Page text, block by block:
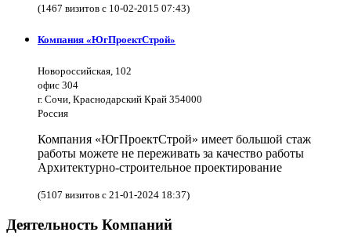
(1467 визитов с 10-02-2015 07:43)
Компания «ЮгПроектСтрой»
Новороссийская, 102
офис 304
г. Сочи, Краснодарский Край 354000
Россия
Компания «ЮгПроектСтрой» имеет большой стаж
работы можете не переживать за качество работы
Архитектурно-строительное проектирование
(5107 визитов с 21-01-2024 18:37)
Деятельность Компаний